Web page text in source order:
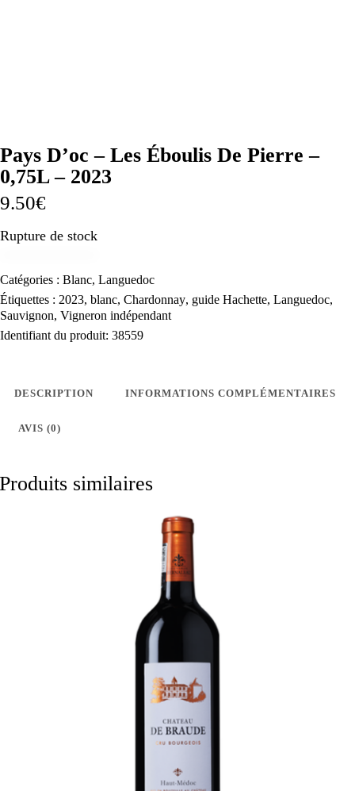
Pays D’oc – Les Éboulis De Pierre –
0,75L – 2023
9.50€
Rupture de stock
Catégories : Blanc, Languedoc
Étiquettes : 2023, blanc, Chardonnay, guide Hachette, Languedoc,
Sauvignon, Vigneron indépendant
Identifiant du produit: 38559
DESCRIPTION INFORMATIONS COMPLÉMENTAIRES
AVIS (0)
Produits similaires